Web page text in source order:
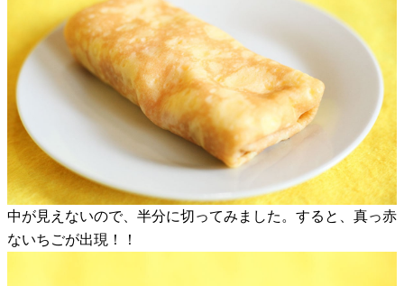
中が見えないので、半分に切ってみました。すると、真っ赤
ないちごが出現！！